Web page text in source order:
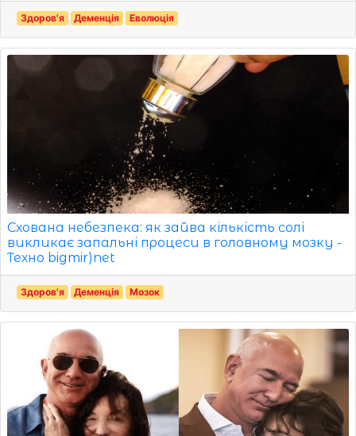
Здоров'я Деменція Еволюція
Схована небезпека: як зайва кількість солі
викликає запальні процеси в головному мозку -
Техно bigmir)net
Здоров'я Деменція Мозок